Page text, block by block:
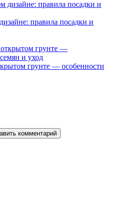
правила посадки и
грунте — особенности